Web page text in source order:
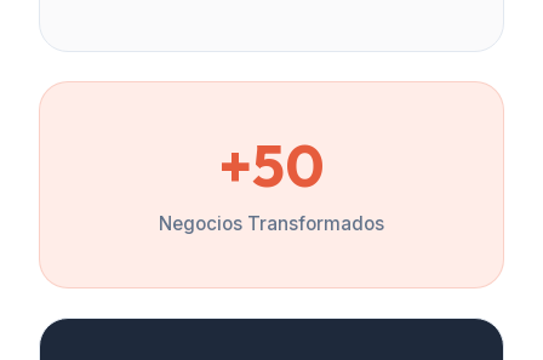
+50
Negocios Transformados